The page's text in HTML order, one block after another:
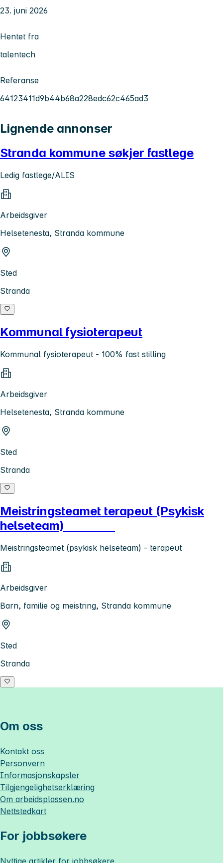
23. juni 2026
Hentet fra
talentech
Referanse
64123411d9b44b68a228edc62c465ad3
Lignende annonser
Stranda kommune søkjer fastlege
Ledig fastlege/ALIS
Arbeidsgiver
Helsetenesta, Stranda kommune
Sted
Stranda
Kommunal fysioterapeut
Kommunal fysioterapeut - 100% fast stilling
Arbeidsgiver
Helsetenesta, Stranda kommune
Sted
Stranda
Meistringsteamet terapeut (Psykisk
helseteam)
Meistringsteamet (psykisk helseteam) - terapeut
Arbeidsgiver
Barn, familie og meistring, Stranda kommune
Sted
Stranda
Om oss
Kontakt oss
Personvern
Informasjonskapsler
Tilgjengelighetserklæring
Om arbeidsplassen.no
Nettstedkart
For jobbsøkere